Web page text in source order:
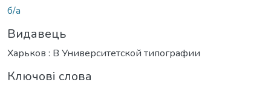
б/а
Видавець
Харьков : В Университетской типографии
Ключові слова